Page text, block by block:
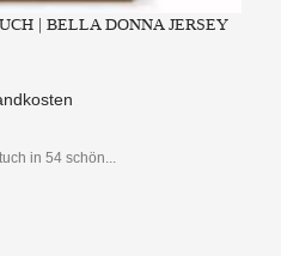
| BELLA DONNA JERSEY
in 54 schön...